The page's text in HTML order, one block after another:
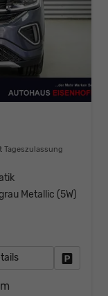
Tageszulassung
Metallic (5W)